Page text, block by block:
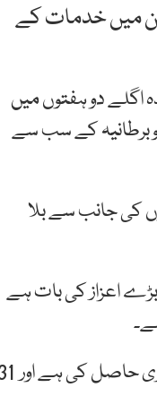
میں خدمات کے
اگلے دو ہفتوں میں
جو برطانیہ کے سب سے
کا کہنا تھا کہ وہ 500 برطانوی ڈاکٹروں کی جانب سے بلا
بڑے اعزاز کی بات ہے
ڈاکٹر قریشی ای این ٹی سرجن ہیں۔ انہوں نے ڈاؤ